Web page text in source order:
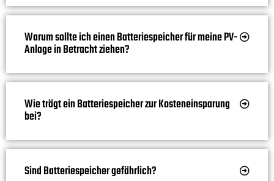
Warum sollte ich einen Batteriespeicher für meine PV-
Anlage in Betracht ziehen?
Wie trägt ein Batteriespeicher zur Kosteneinsparung
bei?
Sind Batteriespeicher gefährlich?